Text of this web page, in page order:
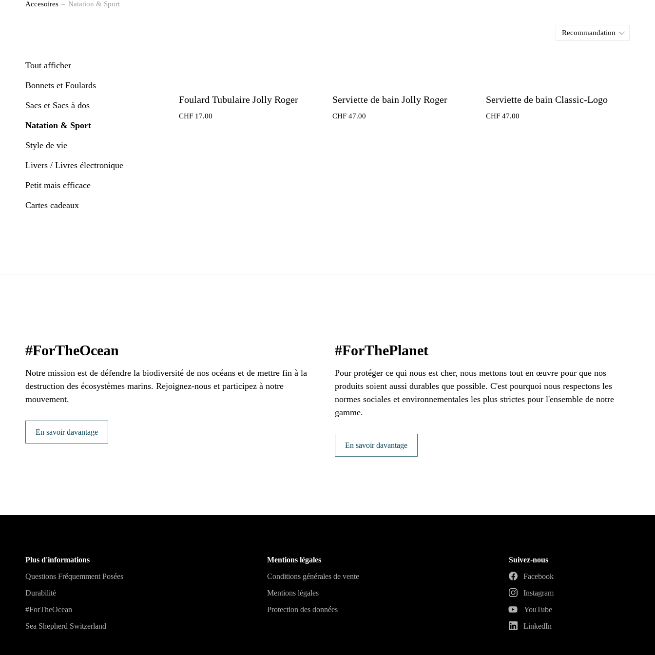
Accesoires Natation & Sport
Tout afficher
Bonnets et Foulards
Sacs et Sacs à dos
Natation & Sport
Style de vie
Livers / Livres électronique
Petit mais efficace
Cartes cadeaux
Foulard Tubulaire Jolly Roger
CHF 17.00
Serviette de bain Jolly Roger
CHF 47.00
Serviette de bain Classic-Logo
CHF 47.00
#ForTheOcean
Notre mission est de défendre la biodiversité de nos océans et de mettre fin à la
destruction des écosystèmes marins. Rejoignez-nous et participez à notre
mouvement.
En savoir davantage
#ForThePlanet
Pour protéger ce qui nous est cher, nous mettons tout en œuvre pour que nos
produits soient aussi durables que possible. C'est pourquoi nous respectons les
normes sociales et environnementales les plus strictes pour l'ensemble de notre
gamme.
En savoir davantage
Plus d'informations
Questions Fréquemment Posées
Durabilité
#ForTheOcean
Sea Shepherd Switzerland
Mentions légales
Conditions générales de vente
Mentions légales
Protection des données
Suivez-nous
Facebook
Instagram
YouTube
LinkedIn